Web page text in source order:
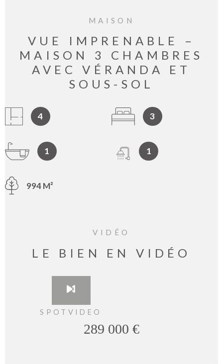
MAISON
VUE IMPRENABLE –
MAISON 3 CHAMBRES
AVEC VÉRANDA ET
SOUS-SOL
4 3
1 1
994 M²
VIDÉO
LE BIEN EN VIDÉO
SPOTVIDEO
289 000 €